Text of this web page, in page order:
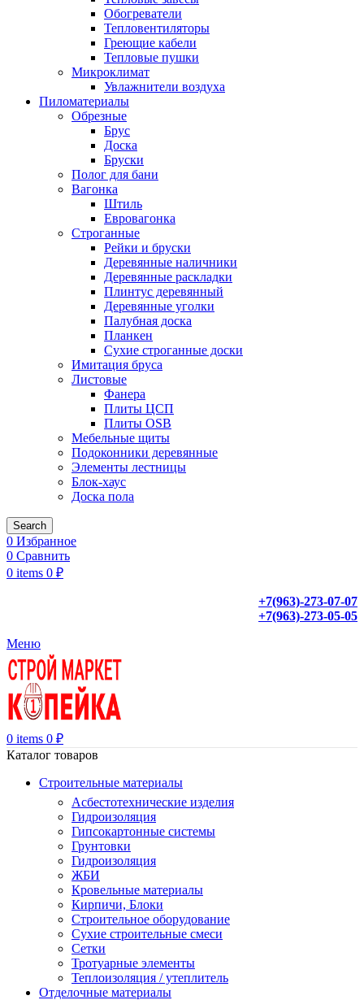
Обогреватели
Тепловентиляторы
Греющие кабели
Тепловые пушки
Микроклимат
Увлажнители воздуха
Пиломатериалы
Обрезные
Брус
Доска
Бруски
Полог для бани
Вагонка
Штиль
Евровагонка
Строганные
Рейки и бруски
Деревянные наличники
Деревянные раскладки
Плинтус деревянный
Деревянные уголки
Палубная доска
Планкен
Сухие строганные доски
Имитация бруса
Листовые
Фанера
Плиты ЦСП
Плиты OSB
Мебельные щиты
Подоконники деревянные
Элементы лестницы
Блок-хаус
Доска пола
Search
0 Избранное
0 Сравнить
0 items 0 ₽
+7(963)-273-07-07
+7(963)-273-05-05
Меню
0 items 0 ₽
Каталог товаров
Строительные материалы
Асбестотехнические изделия
Гидроизоляция
Гипсокартонные системы
Грунтовки
Гидроизоляция
ЖБИ
Кровельные материалы
Кирпичи, Блоки
Строительное оборудование
Сухие строительные смеси
Сетки
Тротуарные элементы
Теплоизоляция / утеплитель
Отделочные материалы